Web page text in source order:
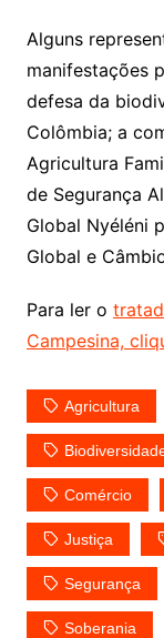
Alguns
manifestações
defesa da
Colômbia; a
Agricultura
de Segurança
Global Nyéléni
Global e
Para ler o
Campesina,
Agricultura
Comércio
Justiça
Segurança
Soberania